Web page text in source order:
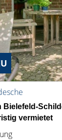
vermietet